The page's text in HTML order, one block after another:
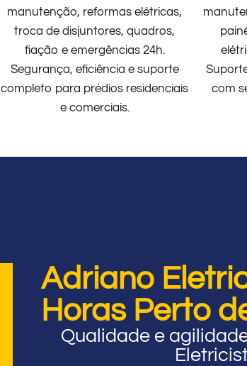
manutenção, reformas elétricas,
troca de disjuntores, quadros,
fiação e emergências 24h.
Segurança, eficiência e suporte
completo para prédios residenciais
e comerciais.
com
Adriano
Horas Perto
Qualidade e